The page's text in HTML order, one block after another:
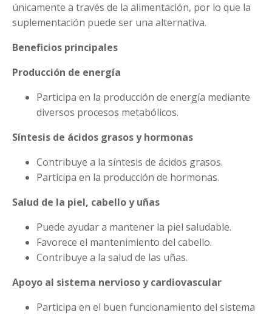
únicamente a través de la alimentación, por lo que la
suplementación puede ser una alternativa.
Beneficios principales
Producción de energía
Participa en la producción de energía mediante
diversos procesos metabólicos.
Síntesis de ácidos grasos y hormonas
Contribuye a la síntesis de ácidos grasos.
Participa en la producción de hormonas.
Salud de la piel, cabello y uñas
Puede ayudar a mantener la piel saludable.
Favorece el mantenimiento del cabello.
Contribuye a la salud de las uñas.
Apoyo al sistema nervioso y cardiovascular
Participa en el buen funcionamiento del sistema